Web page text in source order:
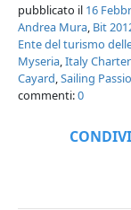
pubblicato il 16
Andrea Mura, Bit
Ente del turismo
Myseria,Italy
Cayard,Sailing
commenti:0